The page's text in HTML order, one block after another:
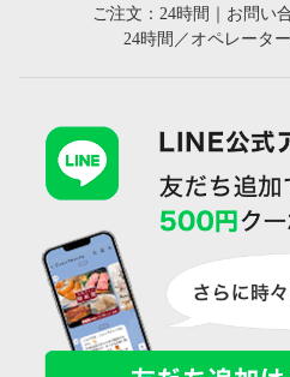
ご注文：24時間｜お問い
24時間／オペレータ